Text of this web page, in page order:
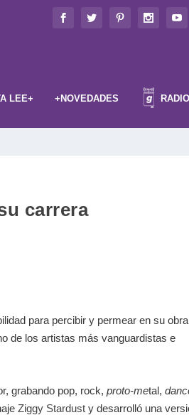
LEE+ +NOVEDADES
carrera
para percibir y permear en su
de los artistas más vanguardistas e
grabando pop, rock,proto-metal,
Ziggy Stardust y desarrolló una